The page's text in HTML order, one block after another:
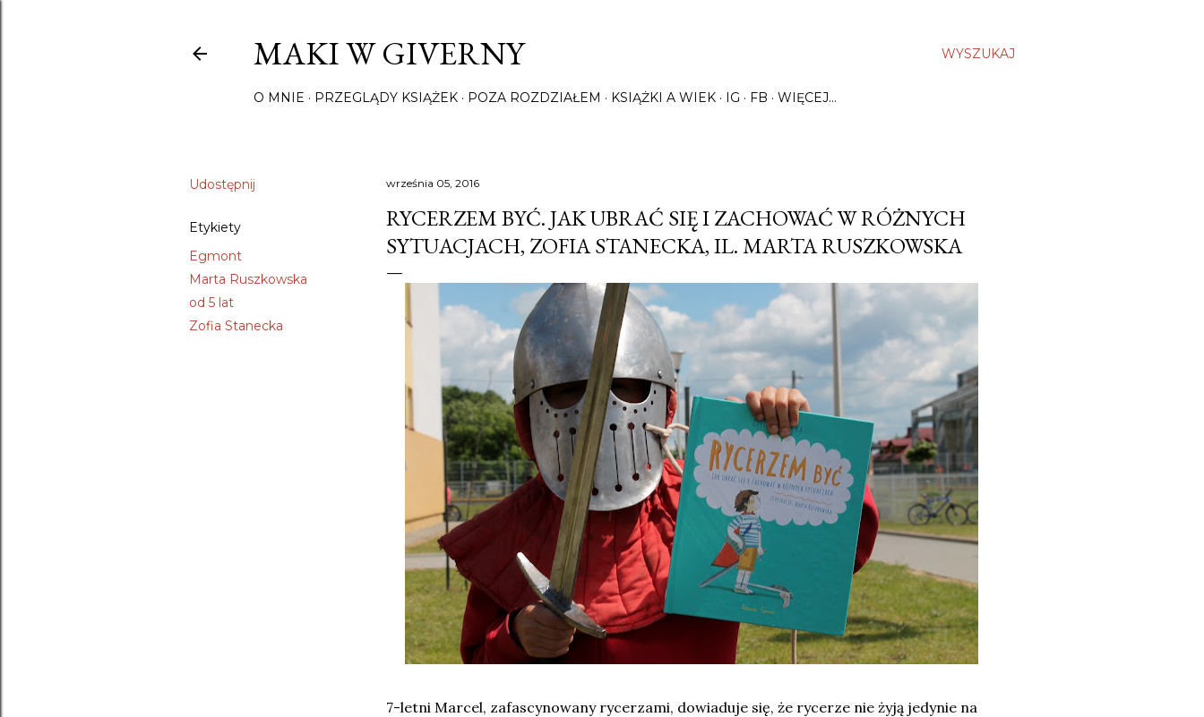
WYSZUKAJ
MAKI W GIVERNY
O MNIE PRZEGLĄDY KSIĄŻEK POZA ROZDZIAŁEM KSIĄŻKI A WIEK IG FB WIĘCEJ…
Udostępnij
Etykiety
Egmont
Marta Ruszkowska
od 5 lat
Zofia Stanecka
września 05, 2016
RYCERZEM BYĆ. JAK UBRAĆ SIĘ I ZACHOWAĆ W RÓŻNYCH
SYTUACJACH, ZOFIA STANECKA, IL. MARTA RUSZKOWSKA
7-letni Marcel, zafascynowany rycerzami, dowiaduje się, że rycerze nie żyją jedynie na